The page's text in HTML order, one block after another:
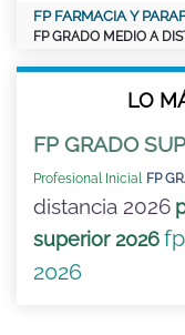
FP FARMACIA Y
FP GRADO MEDIO A
LO
FP GRADO
Profesional Inicial FP
distancia 2026
superior 2026
2026